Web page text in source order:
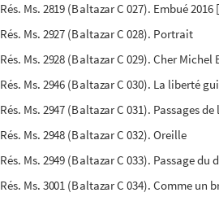
Rés. Ms. 2819 (Baltazar
Rés. Ms. 2927 (Baltazar C 028). Portrait
Rés. Ms. 2946 (Baltazar C 030). La liberté
Rés. Ms. 2947 (Baltazar C 031). Passages
Rés. Ms. 2948 (Baltazar C 032). Oreille
Rés. Ms. 2949 (Baltazar C 033). Passage du
Rés. Ms. 3001 (Baltazar C 034). Comme